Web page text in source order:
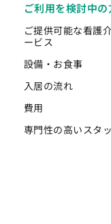
ご利用を検討中の
ご提供可能な看護
ービス
設備・お食事
入居の流れ
費用
専門性の高いスタ